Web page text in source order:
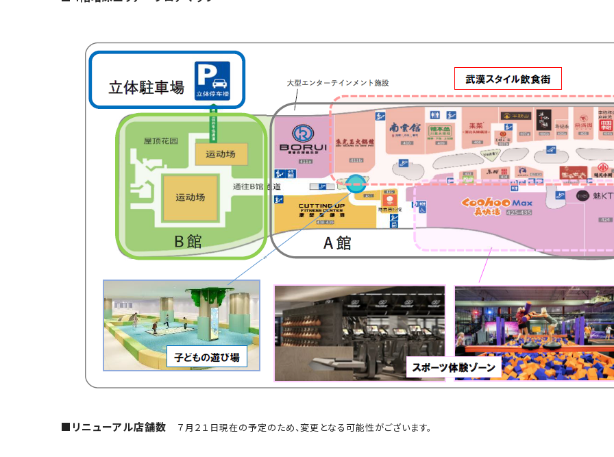
■リニューアル店舗数 ７月２１日現在の予定のため、変更となる可能性がございます。